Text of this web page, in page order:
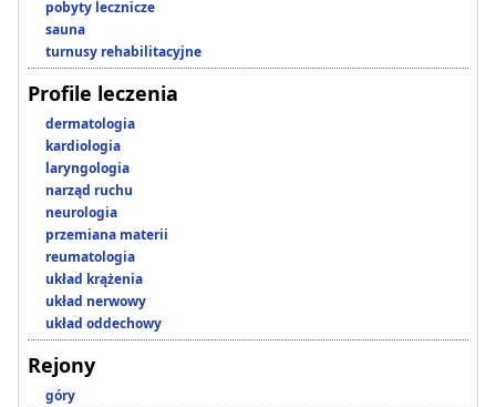
pobyty lecznicze
sauna
turnusy rehabilitacyjne
Profile leczenia
dermatologia
kardiologia
laryngologia
narząd ruchu
neurologia
przemiana materii
reumatologia
układ krążenia
układ nerwowy
układ oddechowy
Rejony
góry